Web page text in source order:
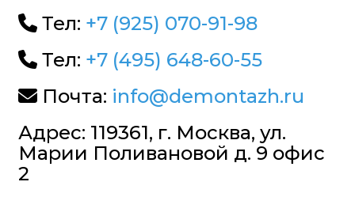
Тел: +7 (925) 070-91-98
Тел: +7 (495) 648-60-55
Почта: info@demontazh.ru
Адрес: 119361, г. Москва, ул.
Марии Поливановой д. 9 офис
2